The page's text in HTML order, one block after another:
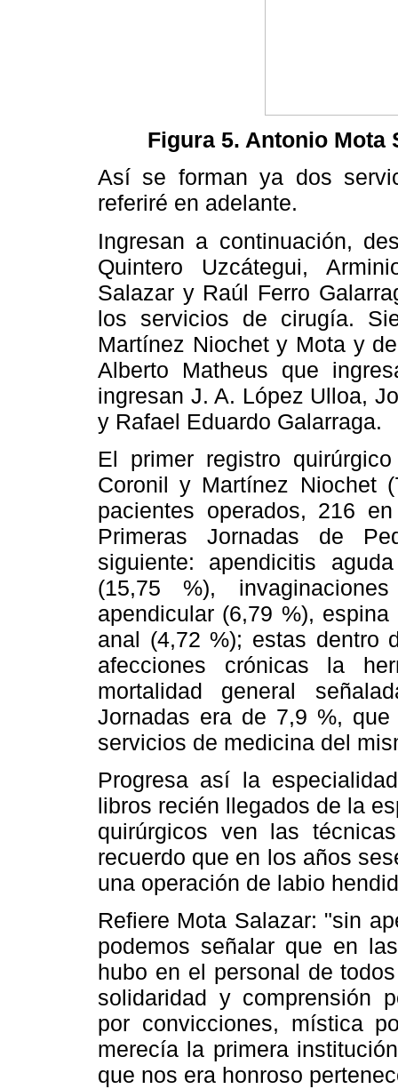
Figura 5. Antonio Mota
Así se forman ya dos
referiré en adelante.
Ingresan a continuación,
Quintero Uzcátegui,
Salazar y Raúl Ferro
los servicios de cirugía.
Martínez Niochet y Mota y
Alberto Matheus que
ingresan J. A. López Ulloa,
y Rafael Eduardo Galarraga.
El primer registro
Coronil y Martínez Niochet
pacientes operados, 216
Primeras Jornadas de
siguiente: apendicitis
(15,75 %),
apendicular (6,79 %),
anal (4,72 %); estas dentro
afecciones crónicas la
mortalidad general
Jornadas era de 7,9 %,
servicios de medicina del
Progresa así la
libros recién llegados de la
quirúrgicos ven las
recuerdo que en los años
una operación de labio
Refiere Mota Salazar: "sin
podemos señalar que en
hubo en el personal de
solidaridad y comprensión
por convicciones, mística
merecía la primera
que nos era honroso